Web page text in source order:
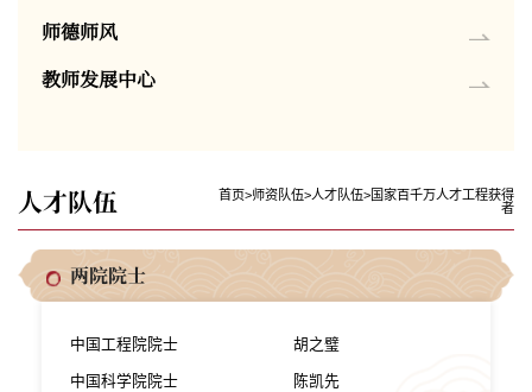
师德师风
教师发展中心
人才队伍 首页>师资队伍>人才队伍>国家百千万人才工程获得
者
两院院士
中国工程院院士 胡之璧
中国科学院院士 陈凯先